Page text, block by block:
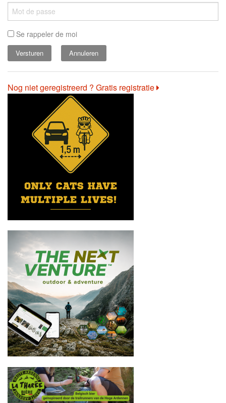
Se rappeler de moi
Annuleren
Nog niet geregistreerd ? Gratis registratie